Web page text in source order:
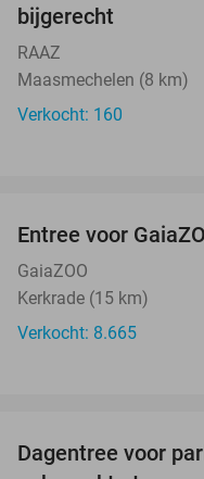
bijgerecht
RAAZ
Maasmechelen (8 km)
Verkocht: 160
Entree voor
GaiaZOO
Kerkrade (15 km)
Verkocht: 8.665
Dagentree voor